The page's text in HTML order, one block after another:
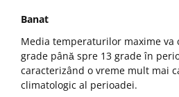
Banat
Media temperaturilor maxime va
grade până spre 13 grade în
caracterizând o vreme mult mai
climatologic al perioadei.